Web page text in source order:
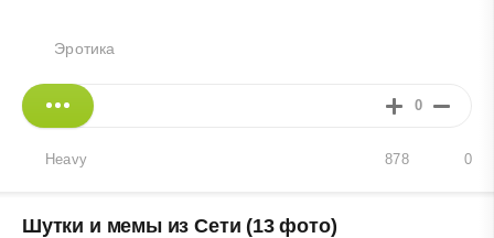
Эротика
0
Heavy 0
878
Шутки и мемы из Сети (13 фото)